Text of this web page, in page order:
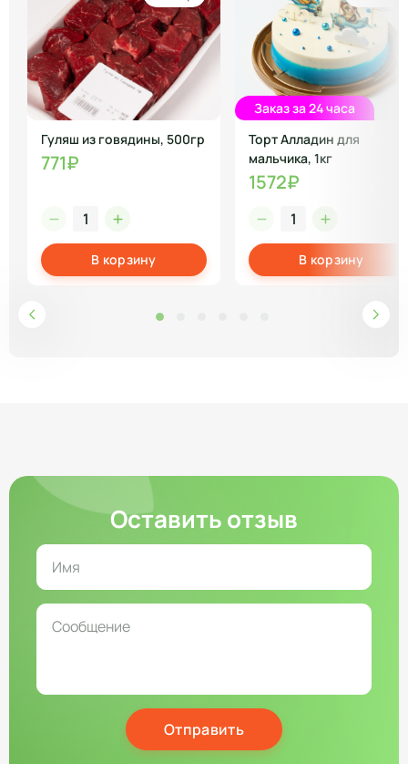
Гуляш из говядины, 500гр
771₽
В корзину
Заказ за 24 часа
Торт Алладин для
мальчика, 1кг
1572₽
В корзину
Оставить отзыв
Отправить